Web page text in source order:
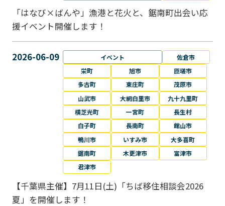
「はなび×ばんや」漁港と花火と、鋸南町出会い応
援イベント開催します！
2026-06-09 イベント
佐倉市
栄町
旭市
匝瑳市
多古町
東庄町
茂原市
山武市
大網白里市
九十九里町
横芝光町
一宮町
長生村
白子町
長南町
館山市
鴨川市
いすみ市
大多喜町
鋸南町
木更津市
富津市
君津市
【千葉県主催】7月11日(土)「ちば移住相談会2026
夏」を開催します！